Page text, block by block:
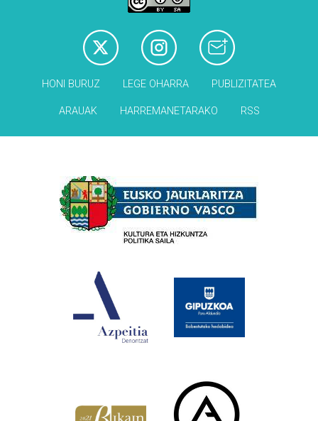
HONI BURUZ LEGE OHARRA PUBLIZITATEA
ARAUAK HARREMANETARAKO RSS